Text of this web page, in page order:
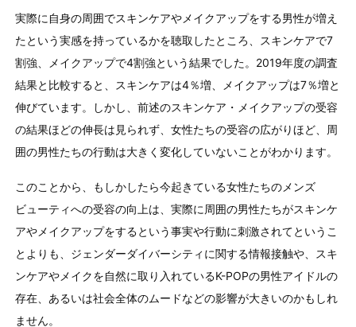
実際に自身の周囲でスキンケアやメイクアップをする男性が増え
たという実感を持っているかを聴取したところ、スキンケアで7
割強、メイクアップで4割強という結果でした。2019年度の調査
結果と比較すると、スキンケアは4％増、メイクアップは7％増と
伸びています。しかし、前述のスキンケア・メイクアップの受容
の結果ほどの伸長は見られず、女性たちの受容の広がりほど、周
囲の男性たちの行動は大きく変化していないことがわかります。
このことから、もしかしたら今起きている女性たちのメンズ
ビューティへの受容の向上は、実際に周囲の男性たちがスキンケ
アやメイクアップをするという事実や行動に刺激されてというこ
とよりも、ジェンダーダイバーシティに関する情報接触や、スキ
ンケアやメイクを自然に取り入れているK-POPの男性アイドルの
存在、あるいは社会全体のムードなどの影響が大きいのかもしれ
ません。